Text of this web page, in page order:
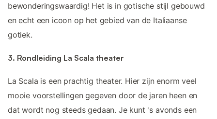
bewonderingswaardig! Het is in gotische stijl gebouwd
en echt een icoon op het gebied van de Italiaanse
gotiek.
3. Rondleiding La Scala theater
La Scala is een prachtig theater. Hier zijn enorm veel
mooie voorstellingen gegeven door de jaren heen en
dat wordt nog steeds gedaan. Je kunt 's avonds een